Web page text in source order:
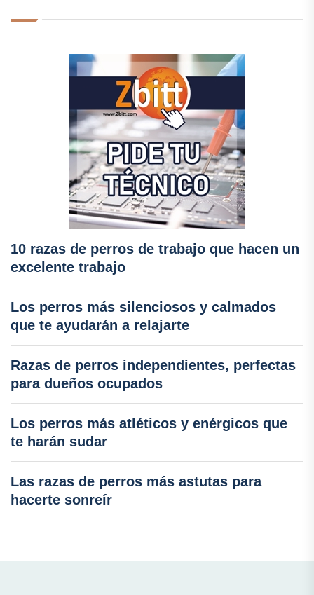
10 razas de perros de trabajo que hacen un
excelente trabajo
Los perros más silenciosos y calmados
que te ayudarán a relajarte
Razas de perros independientes, perfectas
para dueños ocupados
Los perros más atléticos y enérgicos que
te harán sudar
Las razas de perros más astutas para
hacerte sonreír